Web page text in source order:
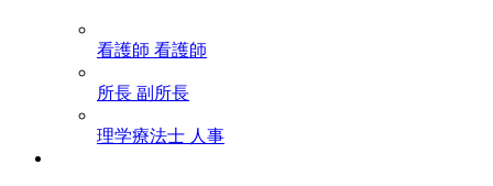
看護師 看護師
所長 副所長
理学療法士 人事